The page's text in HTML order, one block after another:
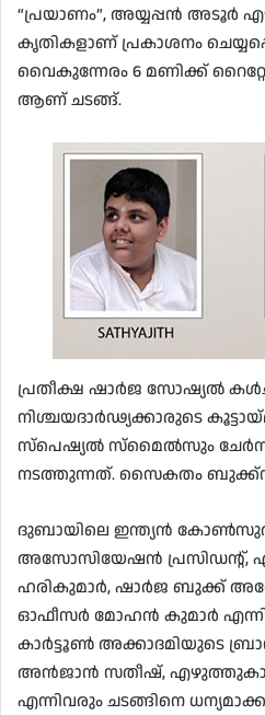
“പ്രയാണം”, അയ്യപ്പൻ അടൂർ
കൃതികളാണ് പ്രകാശനം
വൈകുന്നേരം 6 മണിക്ക്
ആണ് ചടങ്ങ്.
പ്രതീക്ഷ ഷാർജ സോഷ്യൽ
നിശ്ചയദാർഢ്യക്കാരുടെ
സ്പെഷ്യൽ സ്‌മൈൽസും
നടത്തുന്നത്. സൈകതം
ദുബായിലെ ഇന്ത്യൻ
അസോസിയേഷൻ പ്രസിഡന്റ്,
ഹരികുമാർ, ഷാർജ ബുക്ക്
ഓഫീസർ മോഹൻ കുമാർ
കാർട്ടൂൺ അക്കാദമിയുടെ
അൻജാൻ സതീഷ്,
എന്നിവരും ചടങ്ങിനെ